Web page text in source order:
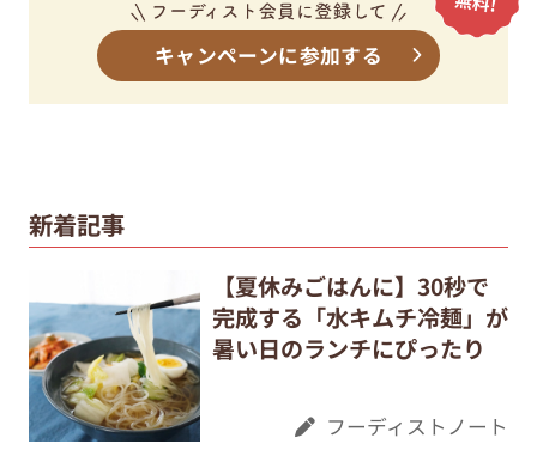
キャンペーンに参加する
新着記事
【夏休みごはんに】30秒で
完成する「水キムチ冷麺」が
暑い日のランチにぴったり
フーディストノート